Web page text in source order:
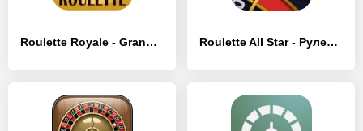
Roulette Royale - Grand Casino - [MOD Бесконечные деньги] Roulette All Star - Рулетка - [MOD Бесконечные деньги]